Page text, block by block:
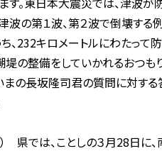
の第１波、第２波で倒壊する
232キロメートルにわたって
の整備をしていかれるおつも
の長坂隆司君の質問に対する
では、ことしの３月28日に